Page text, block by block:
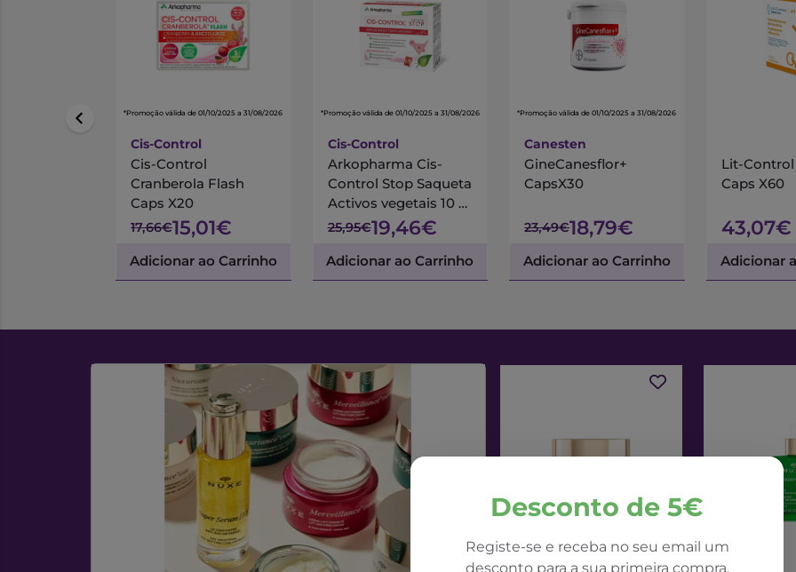
Desconto de 5€
Registe-se e receba no seu email um
desconto para a sua primeira compra.
*Promoção válida de 01/10/2025 a 31/08/2026
Cis-Control
Cis-Control
Cranberola Flash
Caps X20
17,66€15,01€
Adicionar ao Carrinho
*Promoção válida de 01/10/2025 a 31/08/2026
Cis-Control
Arkopharma Cis-
Control Stop Saqueta
Activos vegetais 10 x
4 g + Stick
Fermentos lácteos 5
x 1.5 g
25,95€19,46€
Adicionar ao Carrinho
*Promoção válida de 01/10/2025 a 31/08/2026
Canesten
GineCanesflor+
CapsX30
23,49€18,79€
Adicionar ao Carrinho
Lit-
Caps X60
43,07€
Adicionar